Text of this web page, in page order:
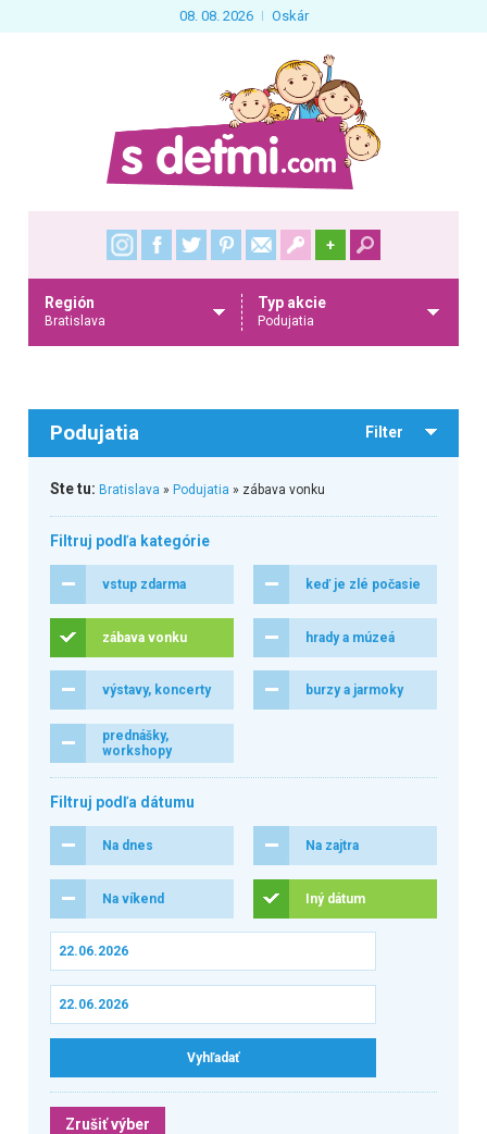
08. 08. 2026 Oskár
+
Región
Bratislava
Typ akcie
Podujatia
Podujatia Filter
Ste tu: Bratislava » Podujatia » zábava vonku
Filtruj podľa kategórie
vstup zdarma keď je zlé počasie
zábava vonku hrady a múzeá
výstavy, koncerty burzy a jarmoky
prednášky,
workshopy
Filtruj podľa dátumu
Na dnes Na zajtra
Na víkend Iný dátum
Zrušiť výber